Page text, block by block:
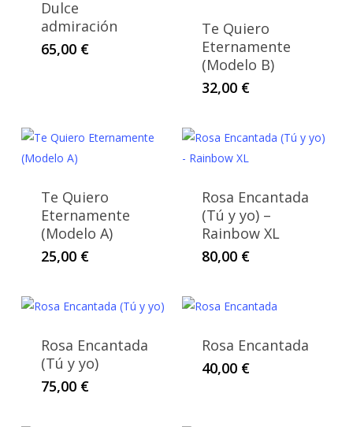
Dulce
admiración
65,00 €
Te Quiero
Eternamente
(Modelo B)
32,00 €
Te Quiero
Eternamente
(Modelo A)
25,00 €
Rosa Encantada
(Tú y yo) –
Rainbow XL
80,00 €
Rosa Encantada
(Tú y yo)
75,00 €
Rosa Encantada
40,00 €